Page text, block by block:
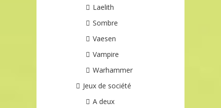
Laelith
Sombre
Vaesen
Vampire
Warhammer
Jeux de société
A deux